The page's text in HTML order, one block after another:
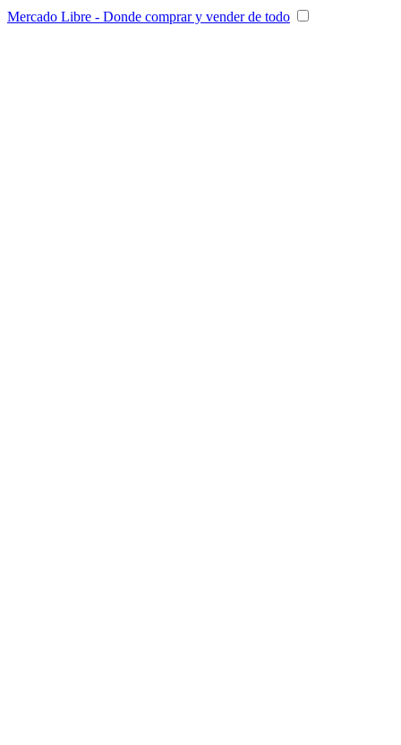
Mercado Libre - Donde comprar y vender de todo